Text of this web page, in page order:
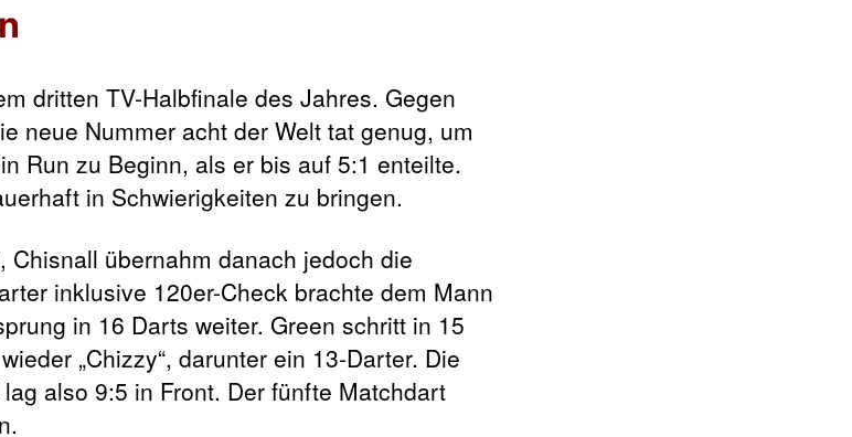
dritten TV-Halbfinale des Jahres. Gegen
neue Nummer acht der Welt tat genug, um
Run zu Beginn, als er bis auf 5:1 enteilte.
in Schwierigkeiten zu bringen.
übernahm danach jedoch die
inklusive 120er-Check brachte dem Mann
in 16 Darts weiter. Green schritt in 15
„Chizzy“, darunter ein 13-Darter. Die
also 9:5 in Front. Der fünfte Matchdart